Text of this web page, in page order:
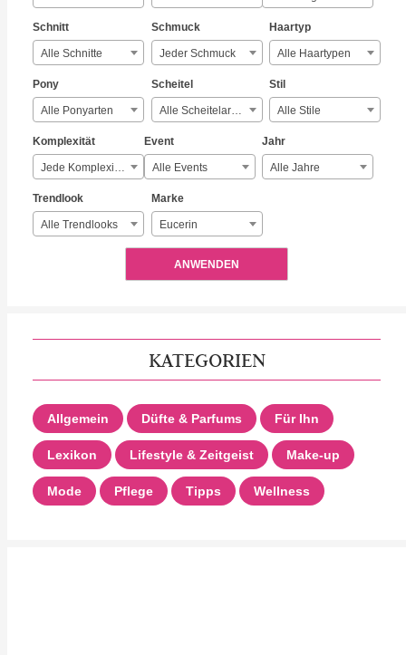
Schnitt
Alle Schnitte
Schmuck
Jeder Schmuck
Haartyp
Alle Haartypen
Pony
Alle Ponyarten
Scheitel
Alle Scheitelarten
Stil
Alle Stile
Komplexität
Jede Komplexität
Event
Alle Events
Jahr
Alle Jahre
Trendlook
Alle Trendlooks
Marke
Eucerin
ANWENDEN
KATEGORIEN
Allgemein Düfte & Parfums Für Ihn
Lexikon Lifestyle & Zeitgeist Make-up
Mode Pflege Tipps Wellness